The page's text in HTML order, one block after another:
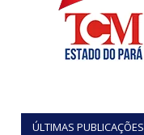
ÚLTIMAS PUBLICAÇÕES